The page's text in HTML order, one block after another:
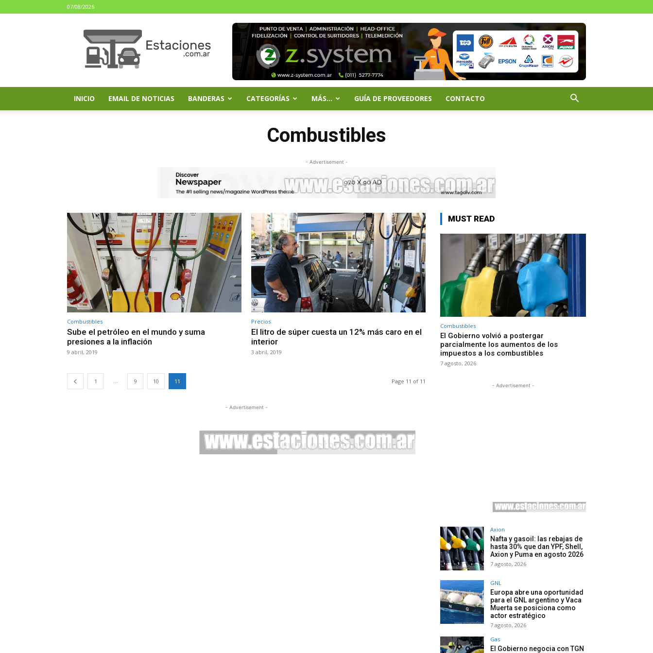
07/08/2026
INICIO EMAIL DE NOTICIAS BANDERAS CATEGORÍAS MÁS… GUÍA DE PROVEEDORES CONTACTO
Combustibles
- Advertisement -
Combustibles
Sube el petróleo en el mundo y suma
presiones a la inflación
9 abril, 2019
Precios
El litro de súper cuesta un 12% más caro en el
interior
3 abril, 2019
1 9 10 11 Page 11 of 11
- Advertisement -
MUST READ
Combustibles
El Gobierno volvió a postergar
parcialmente los aumentos de los
impuestos a los combustibles
7 agosto, 2026
- Advertisement -
Axion
Nafta y gasoil: las rebajas de
hasta 30% que dan YPF, Shell,
Axion y Puma en agosto 2026
7 agosto, 2026
GNL
Europa abre una oportunidad
para el GNL argentino y Vaca
Muerta se posiciona como
actor estratégico
7 agosto, 2026
Gas
El Gobierno negocia con TGN